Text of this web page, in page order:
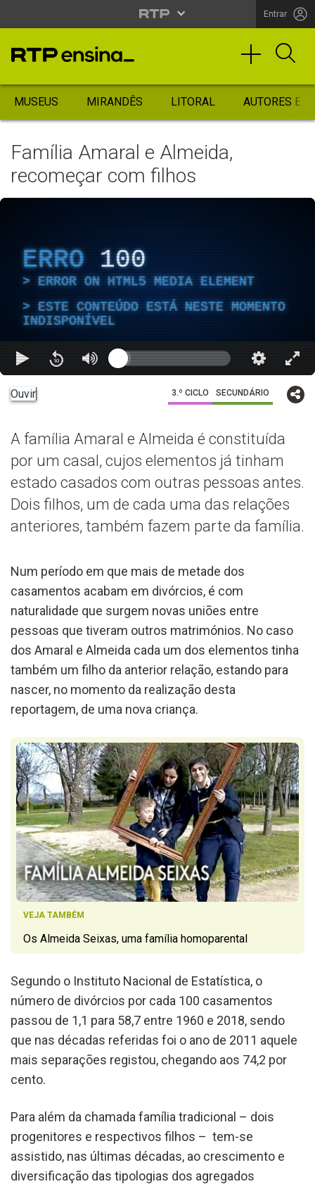
Entrar
MUSEUS MIRANDÊS LITORAL AUTORES
Família Amaral e Almeida,
recomeçar com filhos
ERRO 100
ERROR ON HTML5 MEDIA ELEMENT
ESTE CONTEÚDO ESTÁ NESTE MOMENTO
INDISPONÍVEL
Ouvir 3.º CICLO SECUNDÁRIO
A família Amaral e Almeida é constituída
por um casal, cujos elementos já tinham
estado casados com outras pessoas antes.
Dois filhos, um de cada uma das relações
anteriores, também fazem parte da família.
Num período em que mais de metade dos
casamentos acabam em divórcios, é com
naturalidade que surgem novas uniões entre
pessoas que tiveram outros matrimónios. No caso
dos Amaral e Almeida cada um dos elementos tinha
também um filho da anterior relação, estando para
nascer, no momento da realização desta
reportagem, de uma nova criança.
VEJA TAMBÉM
Os Almeida Seixas, uma família homoparental
Segundo o Instituto Nacional de Estatística, o
número de divórcios por cada 100 casamentos
passou de 1,1 para 58,7 entre 1960 e 2018, sendo
que nas décadas referidas foi o ano de 2011 aquele
mais separações registou, chegando aos 74,2 por
cento.
Para além da chamada família tradicional – dois
progenitores e respectivos filhos – tem-se
assistido, nas últimas décadas, ao crescimento e
diversificação das tipologias dos agregados